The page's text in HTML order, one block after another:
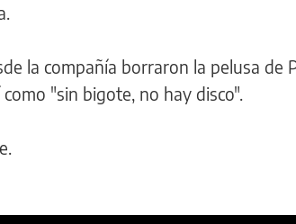
la compañía borraron la pelusa de
"sin bigote, no hay disco".